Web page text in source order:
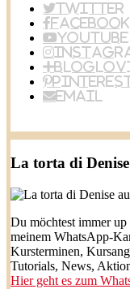
Twitter
Facebook
YouTube
Email
La torta di
Du möchtest immer
meinem WhatsApp-
Kursterminen,
Tutorials, News,
Hier geht es zum